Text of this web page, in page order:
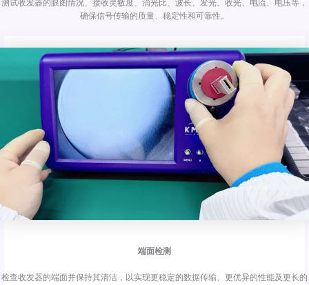
测试收发器的眼图情况、接收灵敏度、消光比、波长、发光、收光、电流、电压等，
确保信号传输的质量、稳定性和可靠性。
端面检测
检查收发器的端面并保持其清洁，以实现更稳定的数据传输、更优异的性能及更长的